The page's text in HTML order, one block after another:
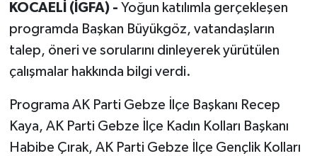
KOCAELİ (İGFA) - Yoğun katılımla gerçekleşen
programda Başkan Büyükgöz, vatandaşların
talep, öneri ve sorularını dinleyerek yürütülen
çalışmalar hakkında bilgi verdi.
Programa AK Parti Gebze İlçe Başkanı Recep
Kaya, AK Parti Gebze İlçe Kadın Kolları Başkanı
Habibe Çırak, AK Parti Gebze İlçe Gençlik Kolları